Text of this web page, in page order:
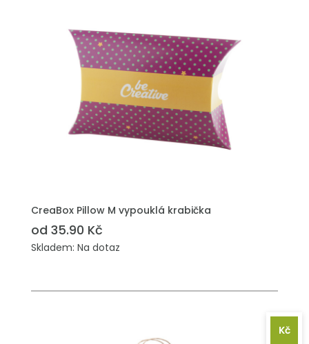
CreaBox Pillow M vypouklá krabička
od 35.90 Kč
Skladem: Na dotaz
Kč